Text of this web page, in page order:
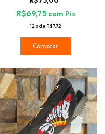
R$69,75 com Pix
12xde R$7,72
Comprar